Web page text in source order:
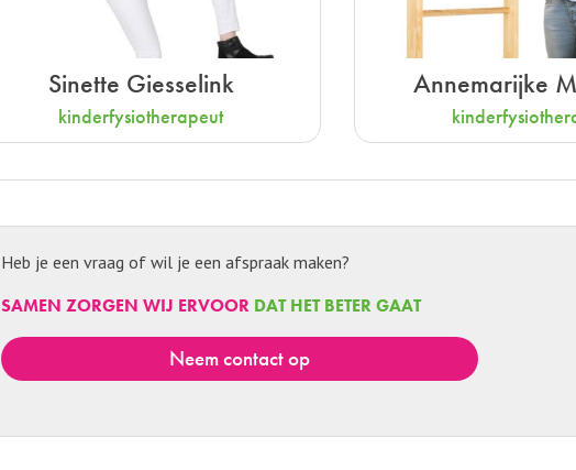
Sinette Giesselink
kinderfysiotherapeut
Annemarijke
Heb je een vraag of wil je een afspraak maken?
SAMEN ZORGEN WIJ ERVOOR DAT HET BETER GAAT
neem contact op